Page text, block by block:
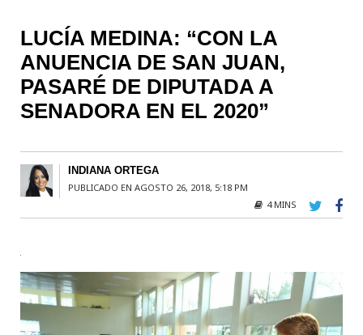
LUCÍA MEDINA: “CON LA
ANUENCIA DE SAN JUAN,
PASARÉ DE DIPUTADA A
SENADORA EN EL 2020”
INDIANA ORTEGA
PUBLICADO EN AGOSTO 26, 2018, 5:18 PM
4 MINS